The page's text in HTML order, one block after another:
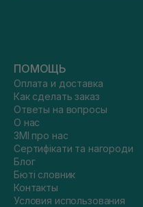
ПОМОЩЬ
Оплата и доставка
Как сделать заказ
Ответы на вопросы
О нас
ЗМІ про нас
Сертифікати та нагороди
Блог
Бюті словник
Контакты
Условия использования